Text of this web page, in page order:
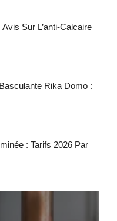
Sur L’anti-Calcaire
Rika Domo :
: Tarifs 2026 Par